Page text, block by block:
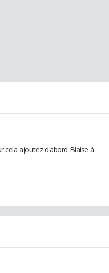
cela ajoutez d'abord Blaise à